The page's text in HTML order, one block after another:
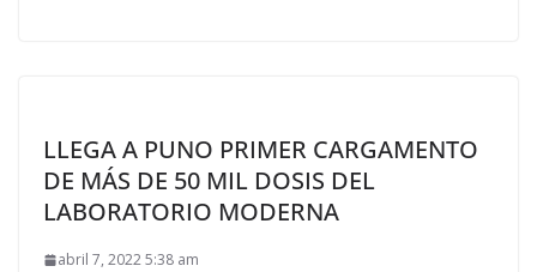
LLEGA A PUNO PRIMER CARGAMENTO
DE MÁS DE 50 MIL DOSIS DEL
LABORATORIO MODERNA
abril 7, 2022 5:38 am